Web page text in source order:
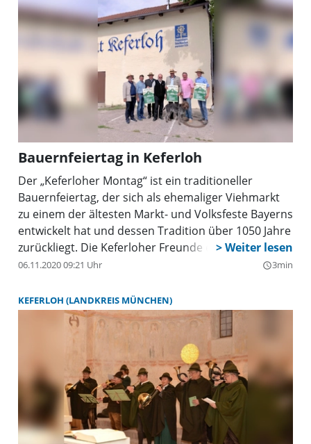
Bauernfeiertag in Keferloh
Der „Keferloher Montag“ ist ein traditioneller
Bauernfeiertag, der sich als ehemaliger Viehmarkt
zu einem der ältesten Markt- und Volksfeste Bayerns
entwickelt hat und dessen Tradition über 1050 Jahre
zurückliegt. Die Keferloher Freunde e.V. haben es
sich zur Aufgabe gemacht diese Tradition
Keferloher Montag in den vergangenen Jahren eher
politisch geprägt war, möchten sich die Keferloher
Freunde e. V. wieder auf den Ursprung
zurückbesinnen und das alte Brauchtum
wiederbeleben. Ein politischer Keferloher Sonntag
findet in diesem Jahr nicht statt und der Fokus des
Keferloher Montags richtet sich wieder traditionell
komplett auf die Landwirtschaft. „Ziel der Keferloh
Freunde ist es, die Landwirtschaft den Besuchern
06.11.2020 09:21 Uhr query_builder3min
KEFERLOH (LANDKREIS MÜNCHEN)